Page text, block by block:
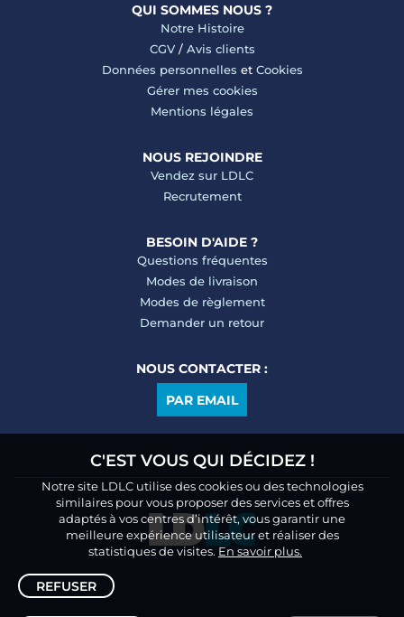
QUI SOMMES NOUS ?
Notre Histoire
CGV/ Avis clients
Données personnelles et Cookies
Gérer mes cookies
Mentions légales
NOUS REJOINDRE
Vendez sur LDLC
Recrutement
BESOIN D'AIDE ?
Questions fréquentes
Modes de livraison
Modes de règlement
Demander un retour
NOUS CONTACTER :
PAR EMAIL
C'EST VOUS QUI DÉCIDEZ !
Notre site LDLC utilise des cookies ou des technologies
similaires pour vous proposer des services et offres
adaptés à vos centres d’intérêt, vous garantir une
meilleure expérience utilisateur et réaliser des
statistiques de visites. En savoir plus.
REFUSER